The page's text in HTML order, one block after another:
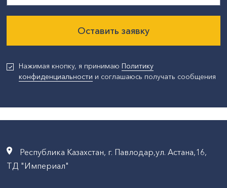
Оставить заявку
Нажимая кнопку, я принимаю Политику
конфиденциальности и соглашаюсь получать сообщения
Республика Казахстан, г. Павлодар,ул. Астана,16,
ТД "Империал"